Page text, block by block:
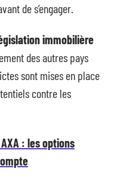
de s’engager.
immobilière
des autres pays
sont mises en place
contre les
: les options